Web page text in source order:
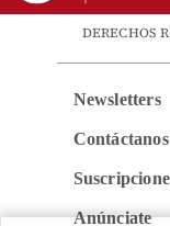
DERECHOS
Newsletters
Contáctanos
Anúnciate